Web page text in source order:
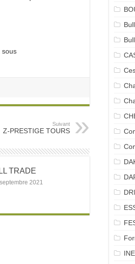
sous
Suivant
Z-PRESTIGE TOURS
TRADE
2021